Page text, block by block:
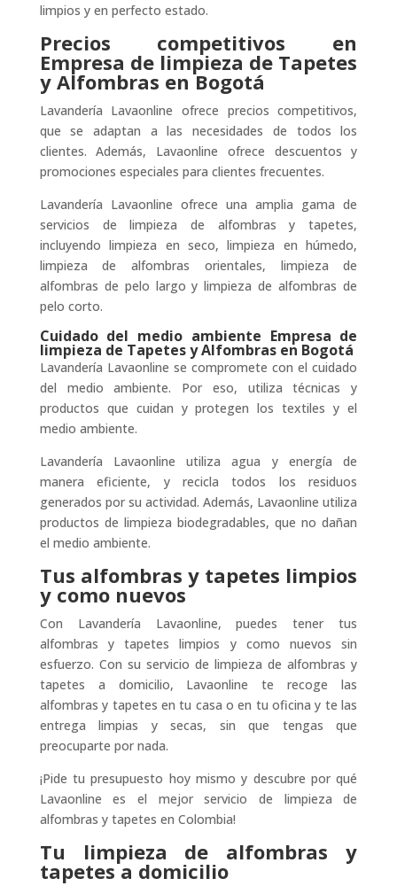
limpios y en perfecto estado.
Precios competitivos en
Empresa de limpieza de Tapetes
y Alfombras en Bogotá
Lavandería Lavaonline ofrece precios competitivos,
que se adaptan a las necesidades de todos los
clientes. Además, Lavaonline ofrece descuentos y
promociones especiales para clientes frecuentes.
Lavandería Lavaonline ofrece una amplia gama de
servicios de limpieza de alfombras y tapetes,
incluyendo limpieza en seco, limpieza en húmedo,
limpieza de alfombras orientales, limpieza de
alfombras de pelo largo y limpieza de alfombras de
pelo corto.
Cuidado del medio ambiente Empresa de
limpieza de Tapetes y Alfombras en Bogotá
Lavandería Lavaonline se compromete con el cuidado
del medio ambiente. Por eso, utiliza técnicas y
productos que cuidan y protegen los textiles y el
medio ambiente.
Lavandería Lavaonline utiliza agua y energía de
manera eficiente, y recicla todos los residuos
generados por su actividad. Además, Lavaonline utiliza
productos de limpieza biodegradables, que no dañan
el medio ambiente.
Tus alfombras y tapetes limpios
y como nuevos
Con Lavandería Lavaonline, puedes tener tus
alfombras y tapetes limpios y como nuevos sin
esfuerzo. Con su servicio de limpieza de alfombras y
tapetes a domicilio, Lavaonline te recoge las
alfombras y tapetes en tu casa o en tu oficina y te las
entrega limpias y secas, sin que tengas que
preocuparte por nada.
¡Pide tu presupuesto hoy mismo y descubre por qué
Lavaonline es el mejor servicio de limpieza de
alfombras y tapetes en Colombia!
Tu limpieza de alfombras y
tapetes a domicilio